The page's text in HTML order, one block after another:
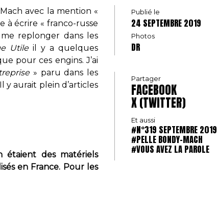
avec la mention «
à écrire « franco-russe
replonger dans les
Utile il y a quelques
pour ces engins. J’ai
» paru dans les
y aurait plein d’articles
étaient des matériels
en France. Pour les
Publié le
24 SEPTEMBRE 2019
Photos
DR
Partager
FACEBOOK
X (TWITTER)
Et aussi
#N°319 SEPTEMBRE 2019
#PELLE BONDY-MACH
#VOUS AVEZ LA PAROLE